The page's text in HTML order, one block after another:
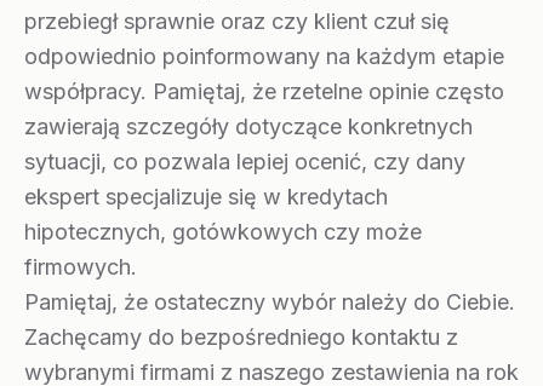
przebiegł sprawnie oraz czy klient czuł się
odpowiednio poinformowany na każdym etapie
współpracy. Pamiętaj, że rzetelne opinie często
zawierają szczegóły dotyczące konkretnych
sytuacji, co pozwala lepiej ocenić, czy dany
ekspert specjalizuje się w kredytach
hipotecznych, gotówkowych czy może
firmowych.
Pamiętaj, że ostateczny wybór należy do Ciebie.
Zachęcamy do bezpośredniego kontaktu z
wybranymi firmami z naszego zestawienia na rok